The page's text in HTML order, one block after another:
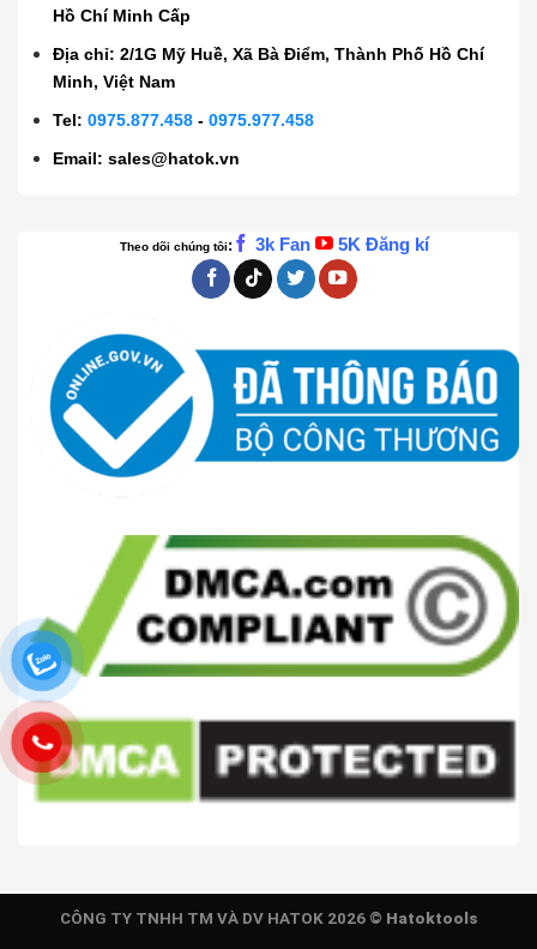
Hồ Chí Minh Cấp
Địa chỉ: 2/1G Mỹ Huề, Xã Bà Điểm, Thành Phố Hồ Chí
Minh, Việt Nam
Tel:0975.877.458 -0975.977.458
Email:sales@hatok.vn
Theo dõi chúng tôi: 3k Fan 5K Đăng kí
CÔNG TY TNHH TM VÀ DV HATOK 2026 © Hatoktools